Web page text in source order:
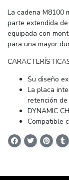
La cadena M8100
parte extendida
equipada con
para una mayor
Su diseño
La placa
retención
DYNAMIC
Compatible